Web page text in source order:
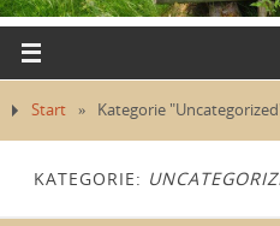
Start » Kategorie
KATEGORIE: